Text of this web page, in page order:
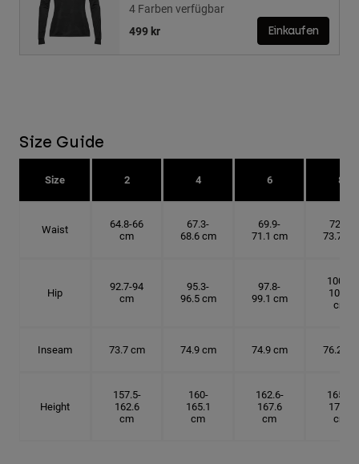
4 Farben verfügbar
499 kr
Einkaufen
Size Guide
Size 2 4 6 8
Waist
64.8-66
cm
67.3-
68.6 cm
69.9-
71.1 cm
72.4-
73.7 cm
Hip
92.7-94
cm
95.3-
96.5 cm
97.8-
99.1 cm
100.3-
101.6
cm
Inseam 73.7 cm 74.9 cm 74.9 cm 76.2 cm
Height
157.5-
162.6
cm
160-
165.1
cm
162.6-
167.6
cm
165.1-
172.7
cm